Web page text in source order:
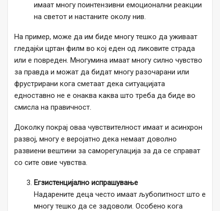
имаат многу поинтензивни емоционални реакции
на светот и настаните околу нив.
На пример, може да им биде многу тешко да уживаат
гледајќи цртан филм во кој еден од ликовите страда
или е повреден. Многумина имаат многу силно чувство
за правда и можат да бидат многу разочарани или
фрустрирани кога сметаат дека ситуацијата
едноставно не е онаква каква што треба да биде во
смисла на правичност.
Доколку покрај оваа чувствителност имаат и асинхрон
развој, многу е веројатно дека немаат доволно
развиени вештини за саморегулација за да се справат
со сите овие чувства.
Егзистенцијално испрашување
Надарените деца често имаат љубопитност што е
многу тешко да се задоволи. Особено кога